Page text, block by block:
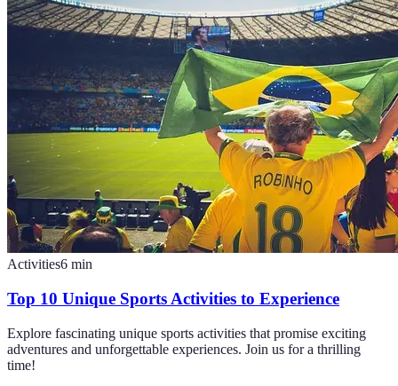
Activities6 min
Top 10 Unique Sports Activities to Experience
Explore fascinating unique sports activities that promise exciting
adventures and unforgettable experiences. Join us for a thrilling
time!